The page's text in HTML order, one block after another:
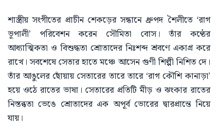
শাস্ত্রীয় সংগীতের প্রাচীন শেকড়ের সন্ধানে ধ্রুপদ শৈলীতে ‘রাগ
ভূপালী’ পরিবেশন করেন সৌমিতা বোস। তাঁর কণ্ঠের
আধ্যাত্মিকতা ও বিশুদ্ধতা শ্রোতাদের নিঃশব্দ শ্রবণে একাগ্র করে
রাখে। সবশেষে সেতার হাতে মঞ্চে আসেন গুণী শিল্পী নিশিত দে।
তাঁর আঙুলের ছোঁয়ায় সেতারের তারে তারে ‘রাগ কৌশি কানাড়া’
হয়ে ওঠে রাতের ভাষা। সেতারের প্রতিটি মীড় ও ঝংকার রাতের
নিস্তব্ধতা ভেঙে শ্রোতাদের এক অপূর্ব ভোরের দ্বারপ্রান্তে নিয়ে
যায়।